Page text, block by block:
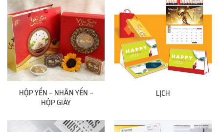
HỘP YẾN – NHÃN YẾN –
HỘP GIÀY
LỊCH